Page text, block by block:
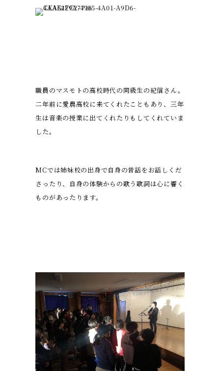
職員のマスモトの高校時代の同級生の紀信さん。
二年前に愛農高校に来てくれたこともあり、三年
生は音楽の授業に出てくれたりもしてくれていま
した。
MCでは姉妹校の出身で自身の昔話をお話しくだ
さったり、自身の体験からの歌う歌詞は心に響く
ものがあったります。